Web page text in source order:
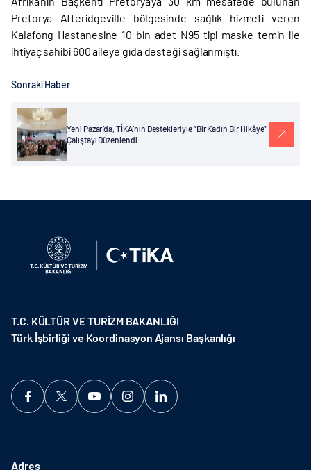
Pretorya Atteridgeville bölgesinde sağlık hizmeti veren
Kalafong Hastanesine 10 bin adet N95 tipi maske temin ile
ihtiyaç sahibi 600 aileye gıda desteği sağlanmıştı.
Sonraki Haber
Yeni Pazar’da, TİKA’nın Destekleriyle “Bir Kadın Bir Hikâye”
Çalıştayı Düzenlendi
T.C. KÜLTÜR VE TURİZM BAKANLIĞI
Türk İşbirliği ve Koordinasyon Ajansı Başkanlığı
Adres